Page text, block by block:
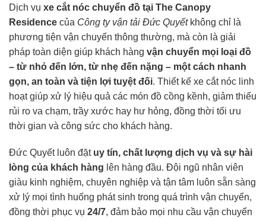
Dịch vụ xe cắt nóc chuyển đồ tại The Canopy
Residence của Công ty vận tải Đức Quyếtkhông chỉ là
phương tiện vận chuyển thông thường, mà còn là giải
pháp toàn diện giúp khách hàng vận chuyển mọi loại đồ
– từ nhỏ đến lớn, từ nhẹ đến nặng – một cách nhanh
gọn, an toàn và tiện lợi tuyệt đối. Thiết kế xe cắt nóc linh
hoạt giúp xử lý hiệu quả các món đồ cồng kềnh, giảm thiểu
rủi ro va chạm, trầy xước hay hư hỏng, đồng thời tối ưu
thời gian và công sức cho khách hàng.
Đức Quyết luôn đặt uy tín, chất lượng dịch vụ và sự hài
lòng của khách hàng lên hàng đầu. Đội ngũ nhân viên
giàu kinh nghiệm, chuyên nghiệp và tận tâm luôn sẵn sàng
xử lý mọi tình huống phát sinh trong quá trình vận chuyển,
đồng thời phục vụ 24/7, đảm bảo mọi nhu cầu vận chuyển